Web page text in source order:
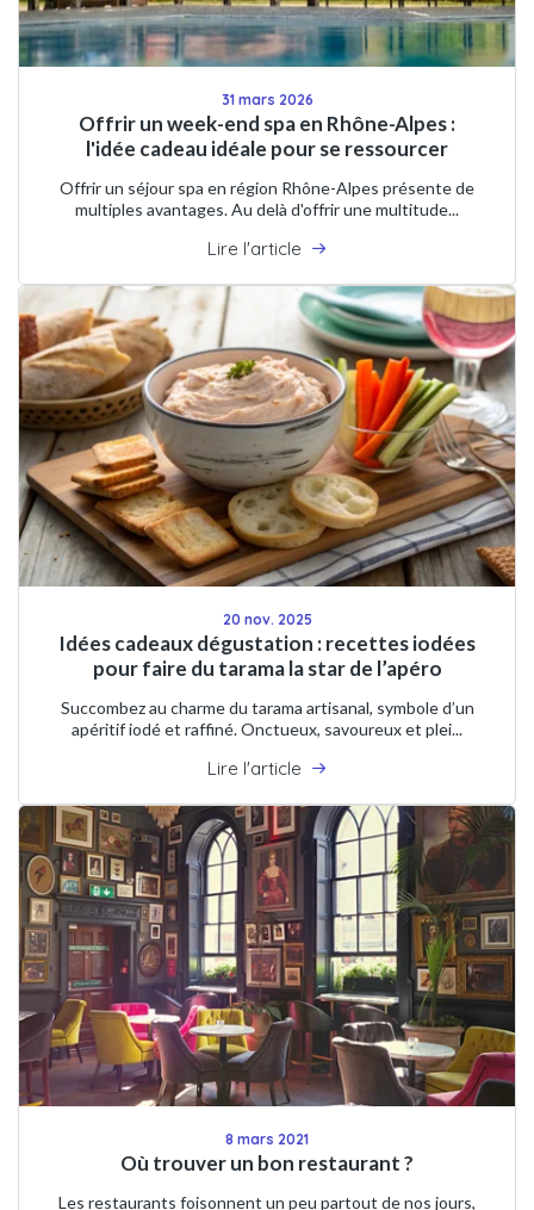
31 mars 2026
Offrir un week-end spa en Rhône-Alpes :
l'idée cadeau idéale pour se ressourcer
Offrir un séjour spa en région Rhône-Alpes présente de
multiples avantages. Au delà d'offrir une multitude...
Lire l'article
20 nov. 2025
Idées cadeaux dégustation : recettes iodées
pour faire du tarama la star de l’apéro
Succombez au charme du tarama artisanal, symbole d’un
apéritif iodé et raffiné. Onctueux, savoureux et plei...
Lire l'article
8 mars 2021
Où trouver un bon restaurant ?
Les restaurants foisonnent un peu partout de nos jours,